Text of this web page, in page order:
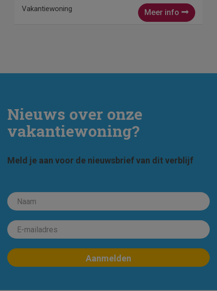
Meer info
Vakantiewoning
Nieuws over onze
vakantiewoning?
Meld je aan voor de nieuwsbrief van dit verblijf